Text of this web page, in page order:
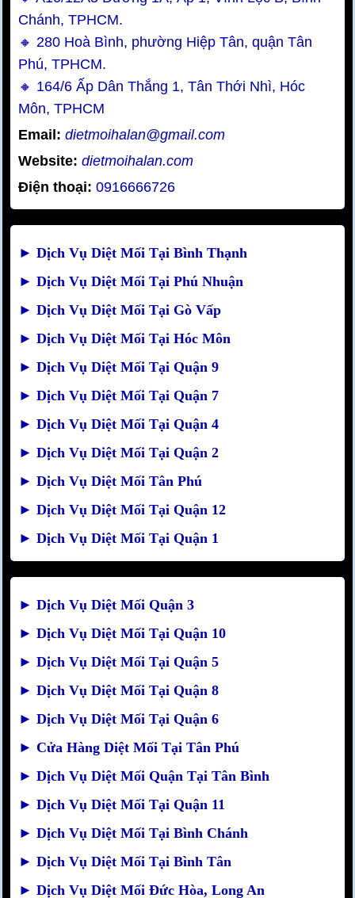
Chánh, TPHCM.
🔸 280 Hoà Bình, phường Hiệp Tân, quận Tân
Phú, TPHCM.
🔸 164/6 Ấp Dân Thắng 1, Tân Thới Nhì, Hóc
Môn, TPHCM
Email: dietmoihalan@gmail.com
Website: dietmoihalan.com
Điện thoại: 0916666726
► Dịch Vụ Diệt Mối Tại Bình Thạnh
► Dịch Vụ Diệt Mối Tại Phú Nhuận
► Dịch Vụ Diệt Mối Tại Gò Vấp
► Dịch Vụ Diệt Mối Tại Hóc Môn
► Dịch Vụ Diệt Mối Tại Quận 9
► Dịch Vụ Diệt Mối Tại Quận 7
► Dịch Vụ Diệt Mối Tại Quận 4
► Dịch Vụ Diệt Mối Tại Quận 2
► Dịch Vụ Diệt Mối Tân Phú
► Dịch Vụ Diệt Mối Tại Quận 12
► Dịch Vụ Diệt Mối Tại Quận 1
► Dịch Vụ Diệt Mối Quận 3
► Dịch Vụ Diệt Mối Tại Quận 10
► Dịch Vụ Diệt Mối Tại Quận 5
► Dịch Vụ Diệt Mối Tại Quận 8
► Dịch Vụ Diệt Mối Tại Quận 6
► Cửa Hàng Diệt Mối Tại Tân Phú
► Dịch Vụ Diệt Mối Quận Tại Tân Bình
► Dịch Vụ Diệt Mối Tại Quận 11
► Dịch Vụ Diệt Mối Tại Bình Chánh
► Dịch Vụ Diệt Mối Tại Bình Tân
► Dịch Vụ Diệt Mối Đức Hòa, Long An